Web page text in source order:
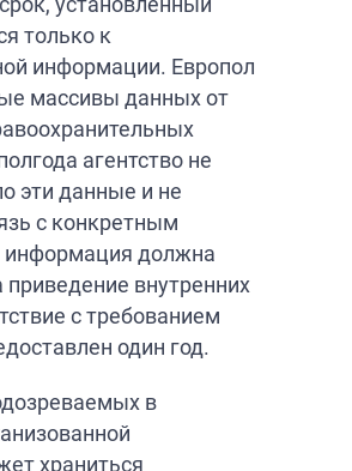
только к
информации. Европол
массивы данных от
агентство не
эти данные и не
с конкретным
информация должна
внутренних
с требованием
один год.
в
храниться